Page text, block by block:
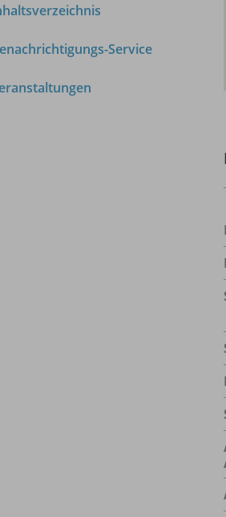
Service